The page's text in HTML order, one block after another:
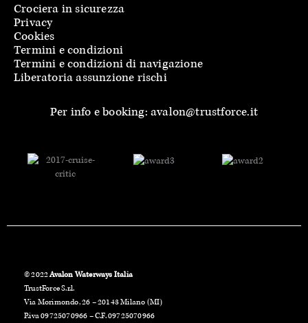
Crociera in sicurezza
Privacy
Cookies
Termini e condizioni
Termini e condizioni di navigazione
Liberatoria assunzione rischi
Per info e booking: avalon@trustforce.it
© 2022Avalon Waterways Italia
TrustForce S.r.l.
Via Morimondo, 26 – 20143 Milano (MI)
P.iva 09725070966 – C.F. 09725070966